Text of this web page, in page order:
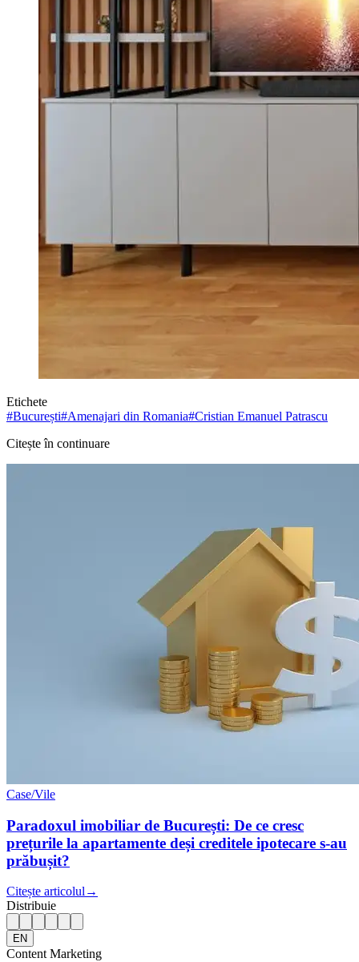
Etichete
#București#Amenajari din Romania#Cristian Emanuel Patrascu
Citește în continuare
Case/Vile
Paradoxul imobiliar de București: De ce cresc
prețurile la apartamente deși creditele ipotecare s-au
prăbușit?
Citește articolul →
Distribuie
EN
Content Marketing